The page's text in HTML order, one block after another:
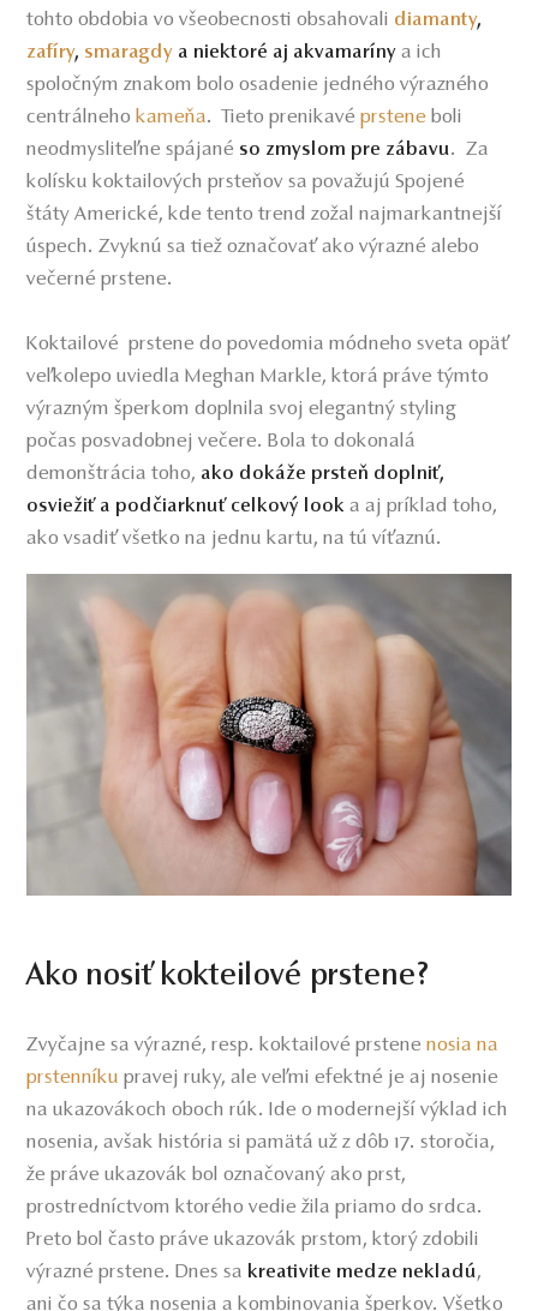
tohto obdobia vo všeobecnosti obsahovali diamanty,
zafíry, smaragdy a niektoré aj akvamarínya ich
spoločným znakom bolo osadenie jedného výrazného
centrálneho kameňa. Tieto prenikavé prstene boli
neodmysliteľne spájané so zmyslom pre zábavu. Za
kolísku koktailových prsteňov sa považujú Spojené
štáty Americké, kde tento trend zožal najmarkantnejší
úspech. Zvyknú sa tiež označovať ako výrazné alebo
večerné prstene.
Koktailové prstene do povedomia módneho sveta opäť
veľkolepo uviedla Meghan Markle, ktorá práve týmto
výrazným šperkom doplnila svoj elegantný styling
počas posvadobnej večere. Bola to dokonalá
demonštrácia toho, ako dokáže prsteň doplniť,
osviežiť a podčiarknuť celkový look a aj príklad toho,
ako vsadiť všetko na jednu kartu, na tú víťaznú.
Ako nosiť kokteilové prstene?
Zvyčajne sa výrazné, resp. koktailové prstenenosia na
prstenníku pravej ruky, ale veľmi efektné je aj nosenie
na ukazovákoch oboch rúk. Ide o modernejší výklad ich
nosenia, avšak história si pamätá už z dôb 17. storočia,
že práve ukazovák bol označovaný ako prst,
prostredníctvom ktorého vedie žila priamo do srdca.
Preto bol často práve ukazovák prstom, ktorý zdobili
výrazné prstene. Dnes sa kreativite medze nekladú,
ani čo sa týka nosenia a kombinovania šperkov. Všetko